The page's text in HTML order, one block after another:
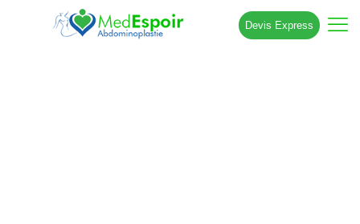
Devis Express